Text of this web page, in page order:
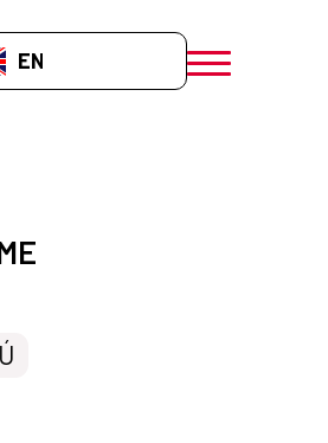
EN-GB
menú móvil